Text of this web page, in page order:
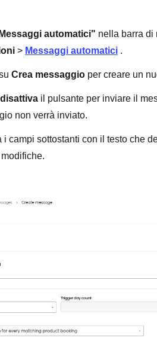
automatici" nella barra di
> Messaggi automatici .
Crea messaggio per creare un
disattiva il pulsante per inviare il
non verrà inviato.
i campi sottostanti con il testo che